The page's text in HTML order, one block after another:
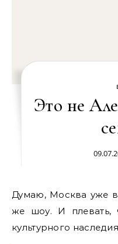
Это не
Думаю, Москва уже вполне созрела для такого-
же шоу. И плевать,
культурного